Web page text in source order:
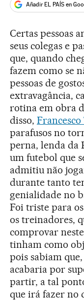
Añadir EL PAÍS en
Certas pessoas
seus colegas e
que, quando
fazem como se
pessoas de
extravagância,
rotina em obra
disso,
parafusos no
perna, lenda da
um futebol que
admitiu não
durante tanto
genialidade no
Foi triste para
os treinadores,
comprovar
tinham como
pois sabiam
acabaria por
partir, a tal
que irá fazer no